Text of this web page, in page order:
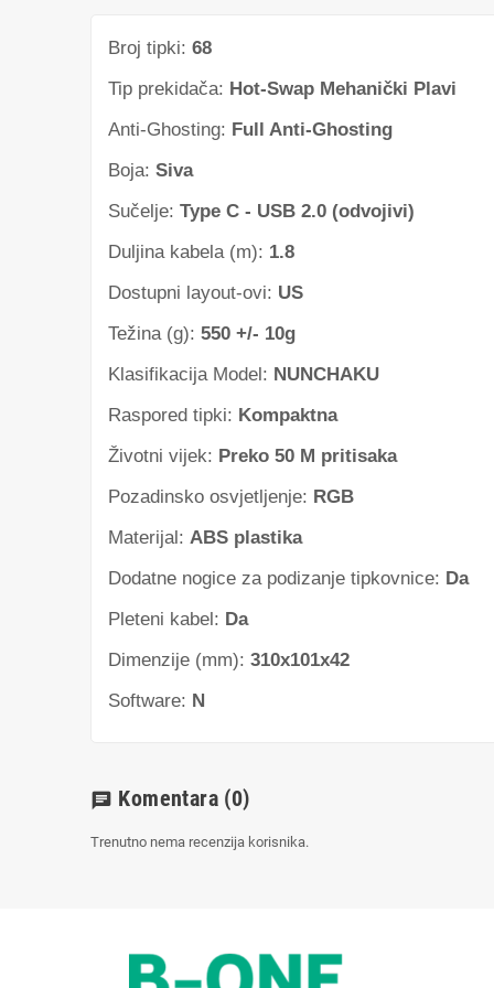
Broj tipki: 68
Tip prekidača: Hot-Swap Mehanički Plavi
Anti-Ghosting: Full Anti-Ghosting
Boja: Siva
Sučelje: Type C - USB 2.0 (odvojivi)
Duljina kabela (m): 1.8
Dostupni layout-ovi: US
Težina (g): 550 +/- 10g
Klasifikacija Model: NUNCHAKU
Raspored tipki: Kompaktna
Životni vijek: Preko 50 M pritisaka
Pozadinsko osvjetljenje: RGB
Materijal: ABS plastika
Dodatne nogice za podizanje tipkovnice: Da
Pleteni kabel: Da
Dimenzije (mm): 310x101x42
Software: N
chat Komentara (0)
Trenutno nema recenzija korisnika.